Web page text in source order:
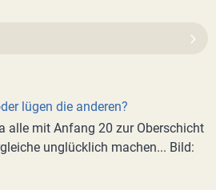
lügen die anderen?
alle mit Anfang 20 zur Oberschicht
unglücklich machen... Bild: